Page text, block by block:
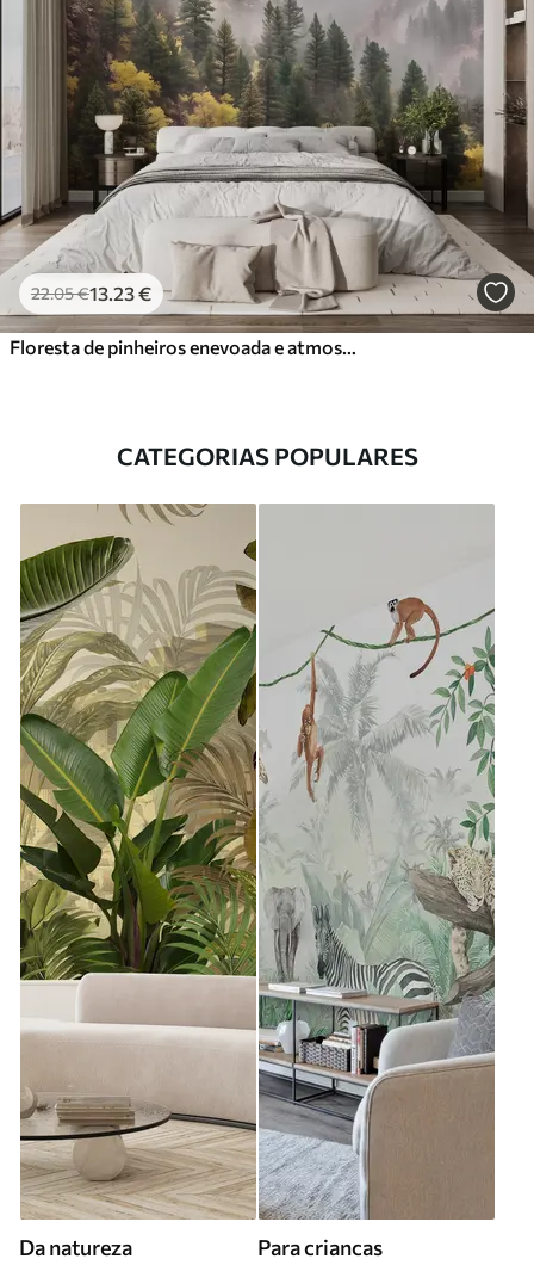
22.05€13 .23€
CATEGORIAS POPULARES
Da natureza Para criancas